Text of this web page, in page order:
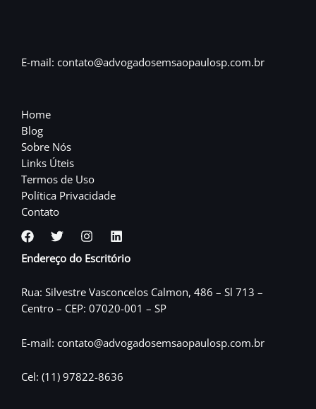
E-mail: contato@advogadosemsaopaulosp.com.br
Home
Blog
Sobre Nós
Links Úteis
Termos de Uso
Política Privacidade
Contato
Endereço do Escritório
Rua: Silvestre Vasconcelos Calmon, 486 – Sl 713 –
Centro – CEP: 07020-001 – SP
E-mail: contato@advogadosemsaopaulosp.com.br
Cel: (11) 97822-8636